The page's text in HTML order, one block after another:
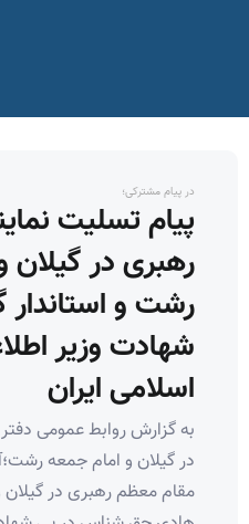
در پیام مشترکی؛
پیام تسلیت
رهبری در
رشت و استاندار
شهادت وزیر
اسلامی ایران
به گزارش روابط عمومی
در گیلان و امام جمعه
مقام معظم رهبری در